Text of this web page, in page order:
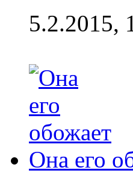
5.2.2015,
Она его